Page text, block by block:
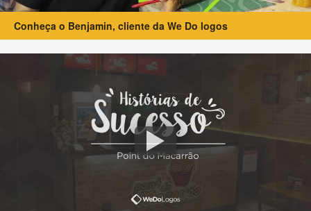
Conheça o Benjamin, cliente da We Do logos